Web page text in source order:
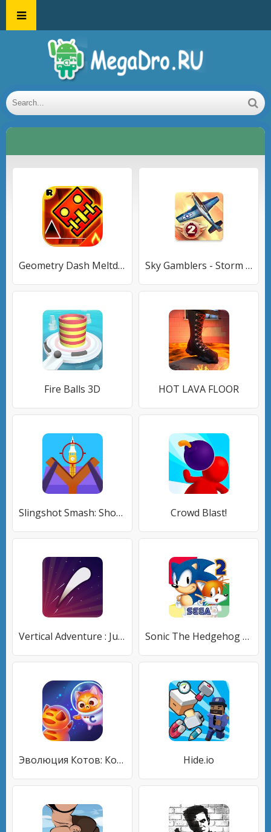
Geometry Dash Meltdown Sky Gamblers - Storm Raiders 2
Fire Balls 3D HOT LAVA FLOOR
Slingshot Smash: Shooting Range Crowd Blast!
Vertical Adventure : Jump, Die, Retry Sonic The Hedgehog 2 Classic
Эволюция Котов: Космос - Котики в новой галактике Hide.io